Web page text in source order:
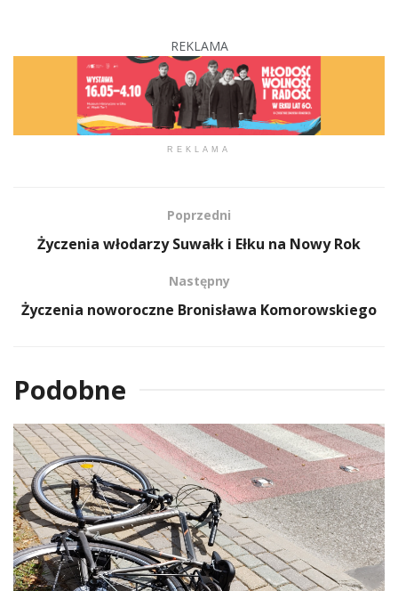
REKLAMA
REKLAMA
Poprzedni
Życzenia włodarzy Suwałk i Ełku na Nowy Rok
Następny
Życzenia noworoczne Bronisława Komorowskiego
Podobne